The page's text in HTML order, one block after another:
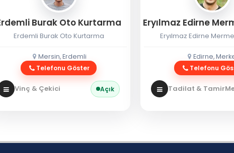
Burak Oto Kurtarma
Erdemli Burak Oto Kurtarma
Mersin, Erdemli
Telefonu Göster
Vinç & Çekici Açık
Eryılmaz Edirne
Edirne,
Telefonu
Tadilat & Tamir